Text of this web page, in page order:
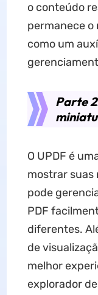
o conteúdo
permanece o
como um
Parte
O UPDF é
mostrar suas
pode
PDF
diferentes.
de
melhor
explorador